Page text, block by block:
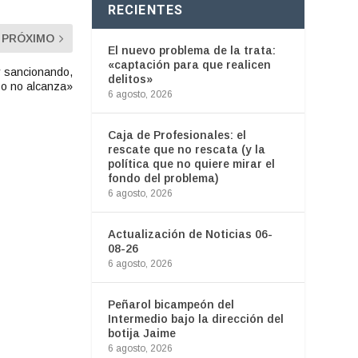
PRÓXIMO
sancionando,
no alcanza»
RECIENTES
El nuevo problema de la trata:
«captación para que realicen
delitos»
6 agosto, 2026
Caja de Profesionales: el
rescate que no rescata (y la
política que no quiere mirar el
fondo del problema)
6 agosto, 2026
Actualización de Noticias 06-
08-26
6 agosto, 2026
Peñarol bicampeón del
Intermedio bajo la dirección del
botija Jaime
6 agosto, 2026